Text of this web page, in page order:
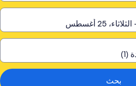
بحث